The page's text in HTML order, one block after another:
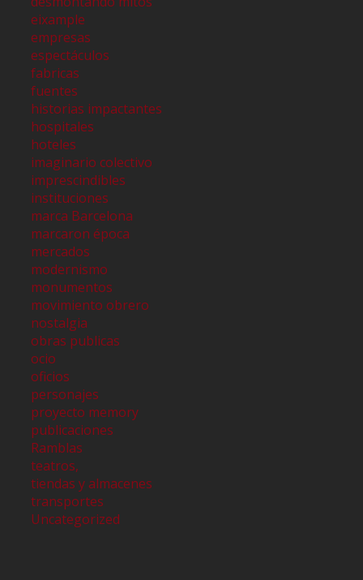
eixample
empresas
espectáculos
fabricas
fuentes
historias impactantes
hospitales
hoteles
imaginario colectivo
imprescindibles
instituciones
marca Barcelona
marcaron época
mercados
modernismo
monumentos
movimiento obrero
nostalgia
obras publicas
ocio
oficios
personajes
proyecto memory
publicaciones
Ramblas
teatros,
tiendas y almacenes
transportes
Uncategorized